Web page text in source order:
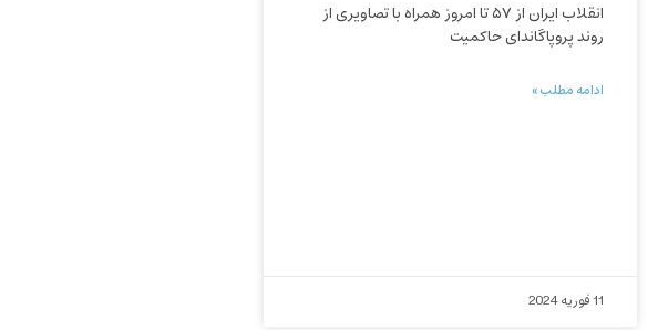
انقلاب ایران از ۵۷ تا امروز همراه با تصاویری از
روند پروپاگاندای حاکمیت
ادامه مطلب »
11 فوریه 2024